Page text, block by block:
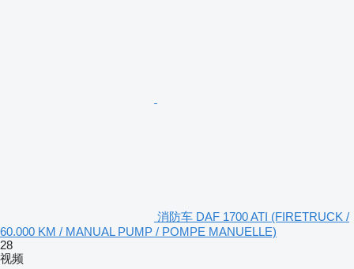
消防车 DAF 1700 ATI (FIRETRUCK /
60.000 KM / MANUAL PUMP / POMPE MANUELLE)
28
视频